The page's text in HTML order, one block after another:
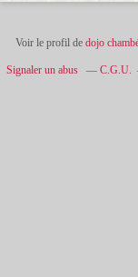
Voir le profil de dojo
Signaler un abus C.G.U.